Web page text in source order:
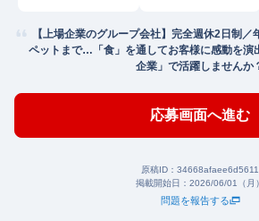
【上場企業のグループ会社】完全週休2日制
ペットまで…「食」を通してお客様に感動を演
企業」で活躍しませんか
応募画面へ進む
原稿ID： 34668afaee6d5611
掲載開始日： 2026/06/01（月）
問題を報告する